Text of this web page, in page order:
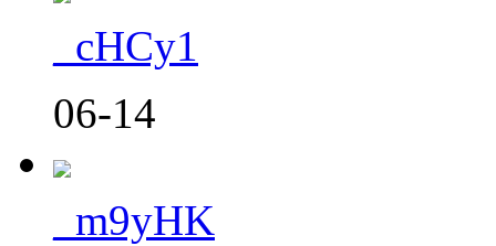
_cHCy1
06-14
_m9yHK